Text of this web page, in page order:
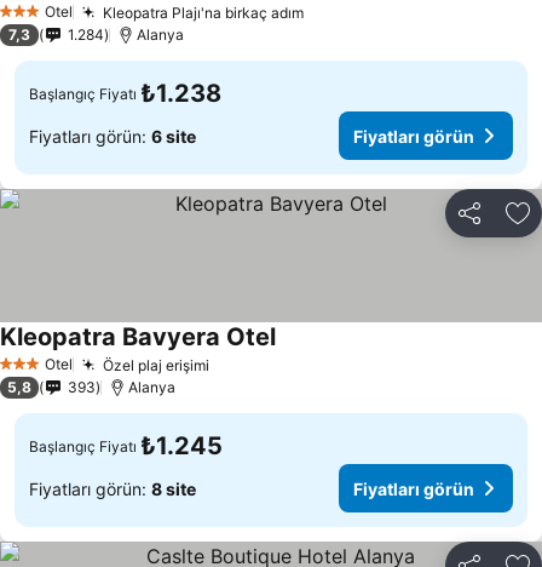
3 YıldızOtel Kleopatra Plajı'na birkaç adım
7,3 1.284 Alanya
Başlangıç Fiyatı ₺1.238
Fiyatları görün: 6 site Fiyatları görün
Paylaş
3 YıldızOtel Özel plaj erişimi
Kleopatra Bavyera Otel
5,8 393 Alanya
Başlangıç Fiyatı ₺1.245
Fiyatları görün: 8 site Fiyatları görün